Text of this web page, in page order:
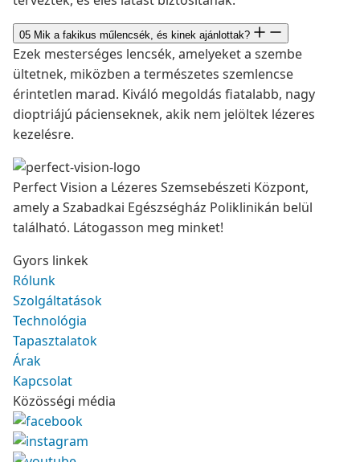
05 Mik a fakikus műlencsék, és kinek ajánlottak?
Ezek mesterséges lencsék, amelyeket a szembe
ültetnek, miközben a természetes szemlencse
érintetlen marad. Kiváló megoldás fiatalabb, nagy
dioptriájú pácienseknek, akik nem jelöltek lézeres
kezelésre.
Perfect Vision a Lézeres Szemsebészeti Központ,
amely a Szabadkai Egészségház Poliklinikán belül
található. Látogasson meg minket!
Gyors linkek
Rólunk
Szolgáltatások
Technológia
Tapasztalatok
Árak
Kapcsolat
Közösségi média